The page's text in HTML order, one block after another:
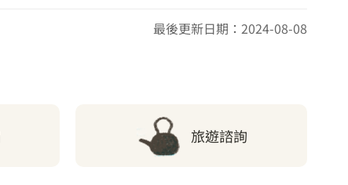
最後更新日期：2024-08-08
旅遊諮詢